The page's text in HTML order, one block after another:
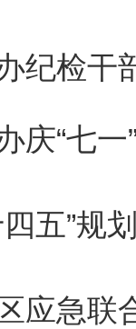
纪检干
庆“七
五”规
应急联